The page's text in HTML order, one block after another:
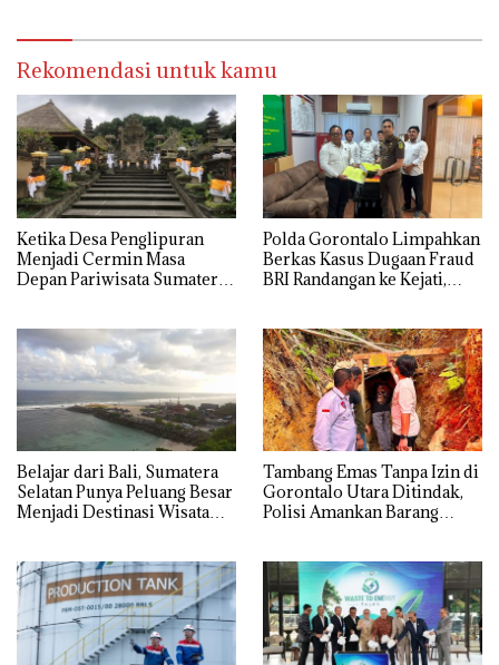
Rekomendasi untuk kamu
Ketika Desa Penglipuran
Menjadi Cermin Masa
Depan Pariwisata Sumatera
Polda Gorontalo Limpahkan
Berkas Kasus Dugaan Fraud
BRI Randangan ke Kejati,
Belajar dari Bali, Sumatera
Selatan Punya Peluang Besar
Menjadi Destinasi Wisata
Tambang Emas Tanpa Izin di
Gorontalo Utara Ditindak,
Polisi Amankan Barang